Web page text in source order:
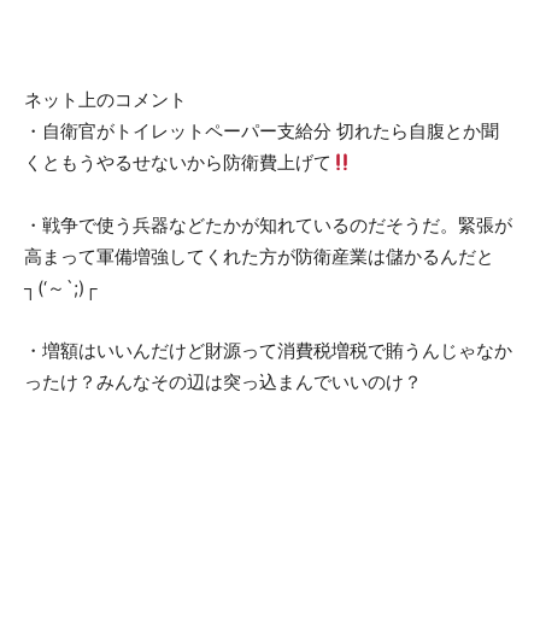
ネット上のコメント
・自衛官がトイレットペーパー支給分 切れたら自腹とか聞
くともうやるせないから防衛費上げて
・戦争で使う兵器などたかが知れているのだそうだ。緊張が
高まって軍備増強してくれた方が防衛産業は儲かるんだと
┐(‘～`;)┌
・増額はいいんだけど財源って消費税増税で賄うんじゃなか
ったけ？みんなその辺は突っ込まんでいいのけ？